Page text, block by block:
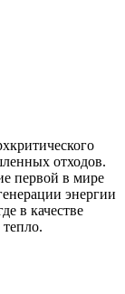
отходов.
первой в мире
энергии
в качестве